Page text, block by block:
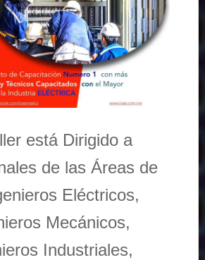
está Dirigido a
de las Áreas de
Eléctricos,
Mecánicos,
Industriales,